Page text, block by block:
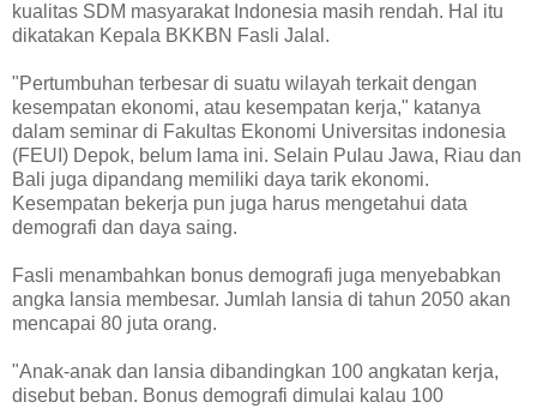
kualitas SDM masyarakat Indonesia masih rendah. Hal itu
dikatakan Kepala BKKBN Fasli Jalal.
"Pertumbuhan terbesar di suatu wilayah terkait dengan
kesempatan ekonomi, atau kesempatan kerja," katanya
dalam seminar di Fakultas Ekonomi Universitas indonesia
(FEUI) Depok, belum lama ini. Selain Pulau Jawa, Riau dan
Bali juga dipandang memiliki daya tarik ekonomi.
Kesempatan bekerja pun juga harus mengetahui data
demografi dan daya saing.
Fasli menambahkan bonus demografi juga menyebabkan
angka lansia membesar. Jumlah lansia di tahun 2050 akan
mencapai 80 juta orang.
"Anak-anak dan lansia dibandingkan 100 angkatan kerja,
disebut beban. Bonus demografi dimulai kalau 100